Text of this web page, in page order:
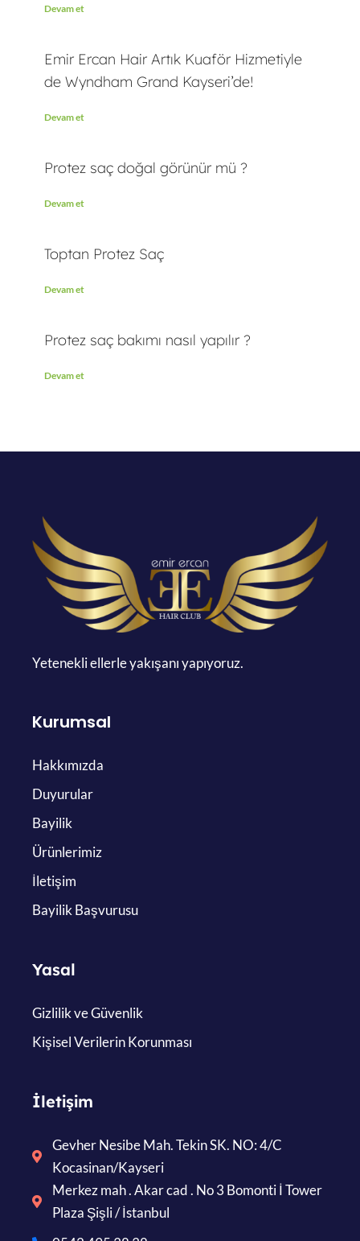
Devam et
Emir Ercan Hair Artık Kuaför Hizmetiyle
de Wyndham Grand Kayseri’de!
Devam et
Protez saç doğal görünür mü ?
Devam et
Toptan Protez Saç
Devam et
Protez saç bakımı nasıl yapılır ?
Devam et
Yetenekli ellerle yakışanı yapıyoruz.
Kurumsal
Hakkımızda
Duyurular
Bayilik
Ürünlerimiz
İletişim
Bayilik Başvurusu
Yasal
Gizlilik ve Güvenlik
Kişisel Verilerin Korunması
İletişim
Gevher Nesibe Mah. Tekin SK. NO: 4/C
Kocasinan/Kayseri
Merkez mah . Akar cad . No 3 Bomonti İ Tower
Plaza Şişli / İstanbul